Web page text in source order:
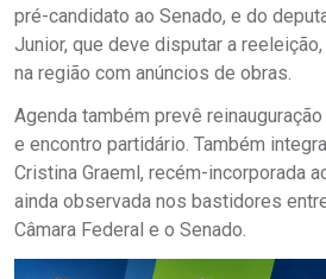
pré-candidato ao Senado, e do
Junior, que deve disputar a
na região com anúncios de obras.
Agenda também prevê
e encontro partidário. Também
Cristina Graeml, recém-incorporada
ainda observada nos bastidores
Câmara Federal e o Senado.